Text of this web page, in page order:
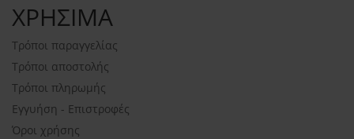
ΧΡΗΣΙΜΑ
Τρόποι παραγγελίας
Τρόποι αποστολής
Τρόποι πληρωμής
Εγγυήση - Επιστροφές
Όροι χρήσης